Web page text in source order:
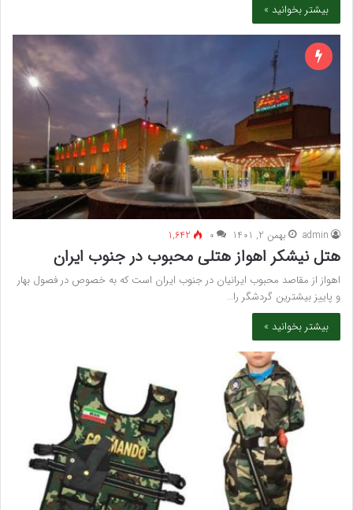
بیشتر بخوانید »
admin بهمن 2, 1401 ۰ 1,642
هتل نیشکر اهواز هتلی محبوب در جنوب ایران
اهواز از مقاصد محبوب ایرانیان در جنوب ایران است که به خصوص در فصول بهار
و پاییز بیشترین گردشگر را…
بیشتر بخوانید »